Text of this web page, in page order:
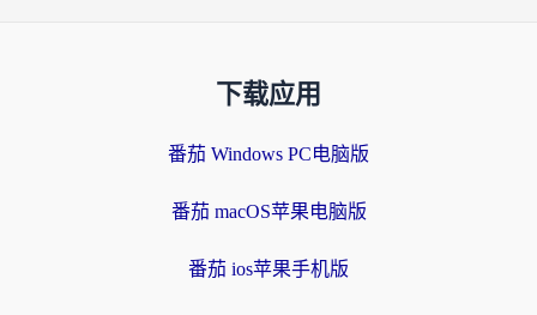
下载应用
番茄 Windows PC电脑版
番茄 macOS苹果电脑版
番茄 ios苹果手机版